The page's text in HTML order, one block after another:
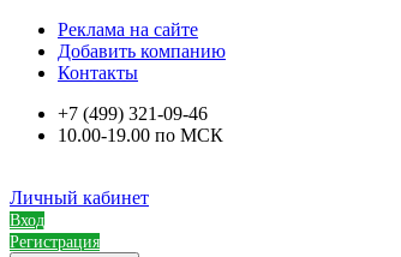
Реклама на сайте
Добавить компанию
Контакты
+7 (499) 321-09-46
10.00-19.00 по МСК
Личный кабинет
Вход
Регистрация